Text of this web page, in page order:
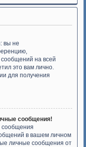
вы не
на всей
это вам лично.
для получения
сообщения!
сообщения
в вашем личном
личные сообщения от